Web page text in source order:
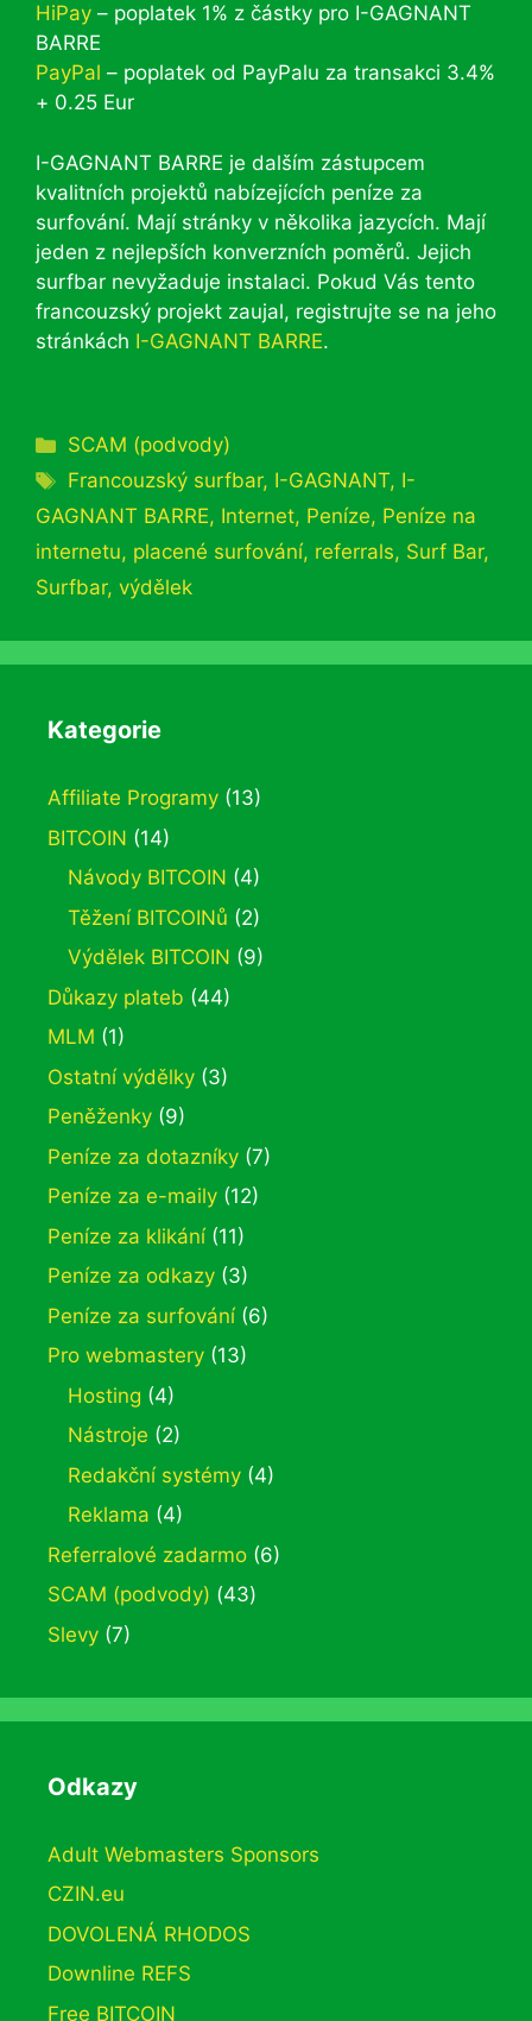
HiPay – poplatek 1% z částky pro I-GAGNANT
BARRE
PayPal – poplatek od PayPalu za transakci 3.4%
+ 0.25 Eur
I-GAGNANT BARRE je dalším zástupcem
kvalitních projektů nabízejících peníze za
surfování. Mají stránky v několika jazycích. Mají
jeden z nejlepších konverzních poměrů. Jejich
surfbar nevyžaduje instalaci. Pokud Vás tento
francouzský projekt zaujal, registrujte se na jeho
stránkách I-GAGNANT BARRE.
Rubriky
SCAM (podvody)
Štítky
Francouzský surfbar, I-GAGNANT, I-
GAGNANT BARRE, Internet, Peníze, Peníze na
internetu, placené surfování, referrals, Surf Bar,
Surfbar, výdělek
Kategorie
Affiliate Programy (13)
BITCOIN (14)
Návody BITCOIN (4)
Těžení BITCOINů (2)
Výdělek BITCOIN (9)
Důkazy plateb (44)
MLM (1)
Ostatní výdělky (3)
Peněženky (9)
Peníze za dotazníky (7)
Peníze za e-maily (12)
Peníze za klikání(11)
Peníze za odkazy (3)
Peníze za surfování(6)
Pro webmastery (13)
Hosting (4)
Nástroje (2)
Redakční systémy (4)
Reklama (4)
Referralové zadarmo (6)
SCAM (podvody) (43)
Slevy (7)
Odkazy
Adult Webmasters Sponsors
CZIN.eu
DOVOLENÁ RHODOS
Downline REFS
Free BITCOIN